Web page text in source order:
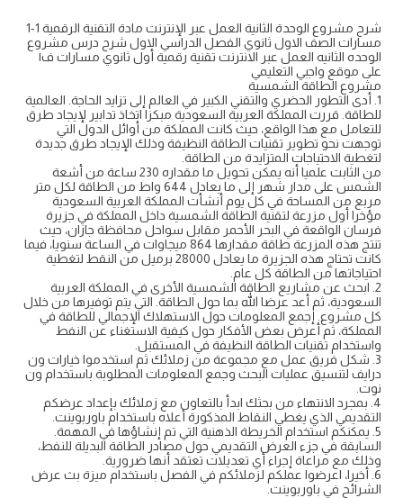
شرح مشروع الوحدة الثانية العمل عبر الإنترنت مادة التقنية الرقمية 1-1
مسارات الصف الاول ثانوي الفصل الدراسي الاول شرح درس مشروع
الوحده الثانيه العمل عبر الانترنت تقنية رقمية أول ثانوي مسارات ف١
على موقع واجبي التعليمي
مشروع الطاقة الشمسية
1. أدى التطور الحضري والتقني الكبير في العالم إلى تزايد الحاجة. العالمية
للطاقة. قررت المملكة العربية السعودية مبكزا اتخاذ تدابير لإيجاد طرق
للتعامل مع هذا الواقع، حيث كانت المملكة من أوائل الدول التي
توجهت نحو تطوير تقنيات الطاقة النظيفة وذلك الإيجاد طرق جديدة
لتغطية الاحتياجات المتزايدة من الطاقة.
من الثابت علميا أنه يمكن تحويل ما مقداره 230 ساعة من أشعة
الشمس على مدار شهر إلى ما يعادل 644 واط من الطاقة لكل متر
مربع من المساحة في كل يوم أنشأت المملكة العربية السعودية
مؤخرا أول مزرعة لتقنية الطاقة الشمسية داخل المملكة في جزيرة
فرسان الواقعة في البحر الأحمر مقابل سواحل محافظة جازان، حيث
تنتج هذه المزرعة طاقة مقدارها 864 ميجاوات في الساعة سنويا، فيما
كانت تحتاج هذه الجزيرة ما يعادل 28000 برميل من النقط لتغطية
احتياجاتها من الطاقة كل عام.
2. ابحث عن مشاريع الطاقة الشمسية الأخرى في المملكة العربية
السعودية، ثم أعد عرضا الله بما حول الطاقة. التي يتم توفيرها من خلال
كل مشروع. إجمع المعلومات حول الاستهلاك الإجمالي للطاقة في
المملكة، ثم أعرض بعض الأفكار حول كيفية الاستغناء عن النفط
واستخدام تقنيات الطاقة النظيفة في المستقبل.
3. شكل فريق عمل مع مجموعة من زملائك ثم استخدموا خيارات ون
درايف لتنسيق عمليات البحث وجمع المعلومات المطلوبة باستخدام ون
نوت.
4. بمجرد الانتهاء من بحثك ابدأ بالتعاون مع زملائك بإعداد عرضكم
التقديمي الذي يغطي النقاط المذكورة أعلاه باستخدام باوربوينت.
5. يمكنكم استخدام الخريطة الذهنية التي تم إنشاؤها في المهمة.
السابقة في جزء العرض التقديمي حول مصادر الطاقة البديلة للنفط،
وذلك مع مراعاة إجراء أي تعديلات تعتقد أنها ضرورية.
6. أخيرا، اعرضوا عملكم لزملائكم في الفصل باستخدام ميزة بث عرض
الشرائح في باوربوينت.